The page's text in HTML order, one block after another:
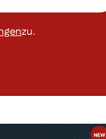
zu.